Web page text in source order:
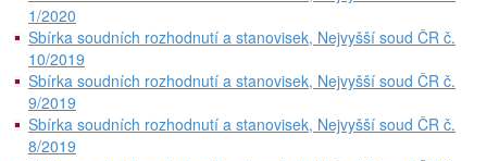
1/2020
Sbírka soudních rozhodnutí a stanovisek, Nejvyšší soud ČR č.
10/2019
Sbírka soudních rozhodnutí a stanovisek, Nejvyšší soud ČR č.
9/2019
Sbírka soudních rozhodnutí a stanovisek, Nejvyšší soud ČR č.
8/2019